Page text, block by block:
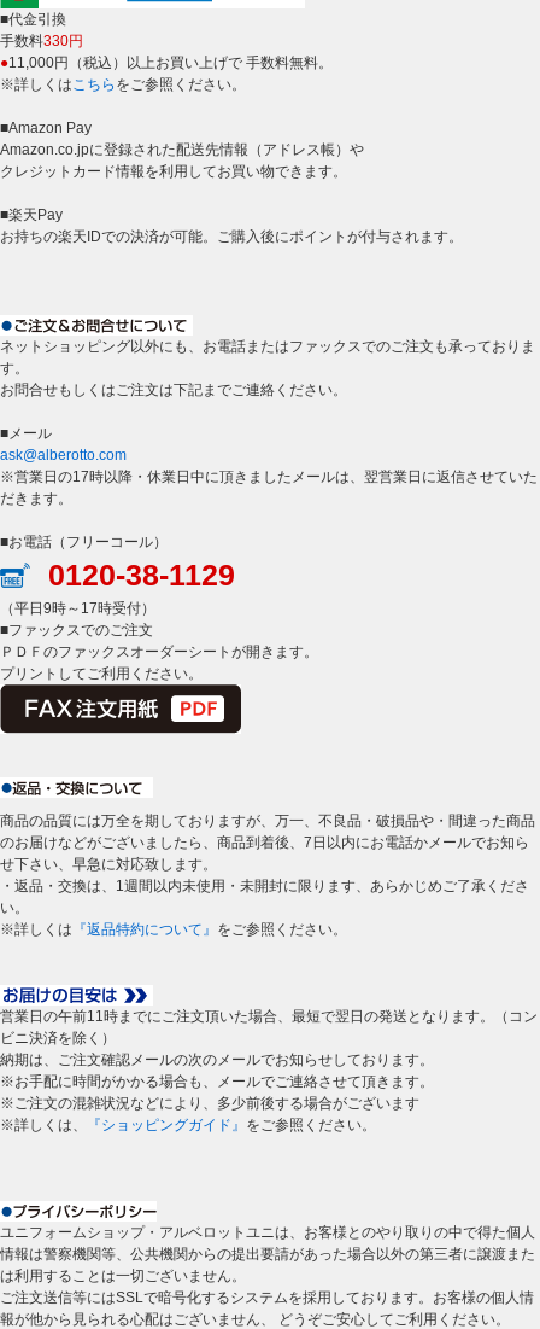
■代金引換
手数料330円
●11,000円（税込）以上お買い上げで 手数料無料。
※詳しくはこちら をご参照ください。
■Amazon Pay
Amazon.co.jpに登録された配送先情報（アドレス帳）や
クレジットカード情報を利用してお買い物できます。
■楽天Pay
お持ちの楽天IDでの決済が可能。ご購入後にポイントが付与されます。
ネットショッピング以外にも、お電話またはファックスでのご注文も承っておりま
す。
お問合せもしくはご注文は下記までご連絡ください。
■メール
ask@alberotto.com
※営業日の17時以降・休業日中に頂きましたメールは、翌営業日に返信させていた
だきます。
■お電話（フリーコール）
0120-38-1129
（平日9時～17時受付）
■ファックスでのご注文
ＰＤＦのファックスオーダーシートが開きます。
プリントしてご利用ください。
商品の品質には万全を期しておりますが、万一、不良品・破損品や・間違った商品
のお届けなどがございましたら、商品到着後、7日以内にお電話かメールでお知ら
せ下さい、早急に対応致します。
・返品・交換は、1週間以内未使用・未開封に限ります、あらかじめご了承くださ
い。
※詳しくは 『返品特約について』 をご参照ください。
営業日の午前11時までにご注文頂いた場合、最短で翌日の発送となります。（コン
ビニ決済を除く）
納期は、ご注文確認メールの次のメールでお知らせしております。
※お手配に時間がかかる場合も、メールでご連絡させて頂きます。
※ご注文の混雑状況などにより、多少前後する場合がございます
※詳しくは、
『ショッピングガイド』 をご参照ください。
ユニフォームショップ・アルベロットユニは、お客様とのやり取りの中で得た個人
情報は警察機関等、公共機関からの提出要請があった場合以外の第三者に譲渡また
は利用することは一切ございません。
ご注文送信等にはSSLで暗号化するシステムを採用しております。お客様の個人情
報が他から見られる心配はございません、 どうぞご安心してご利用ください。